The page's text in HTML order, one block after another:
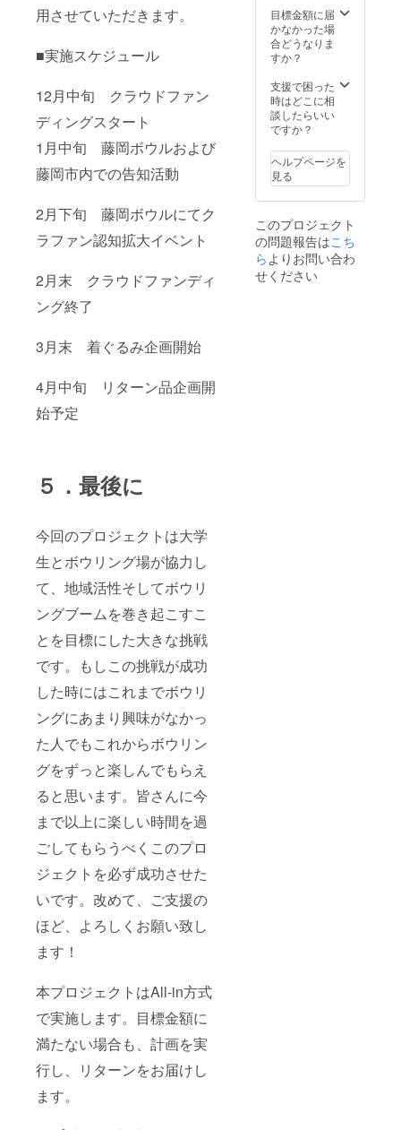
用させていただきます。
■実施スケジュール
12月中旬 クラウドファン
ディングスタート
1月中旬 藤岡ボウルおよび
藤岡市内での告知活動
2月下旬 藤岡ボウルにてク
ラファン認知拡大イベント
2月末 クラウドファンディ
ング終了
3月末 着ぐるみ企画開始
4月中旬 リターン品企画開
始予定
５．最後に
今回のプロジェクトは大学
生とボウリング場が協力し
て、地域活性そしてボウリ
ングブームを巻き起こすこ
とを目標にした大きな挑戦
です。もしこの挑戦が成功
した時にはこれまでボウリ
ングにあまり興味がなかっ
た人でもこれからボウリン
グをずっと楽しんでもらえ
ると思います。皆さんに今
まで以上に楽しい時間を過
ごしてもらうべくこのプロ
ジェクトを必ず成功させた
いです。改めて、ご支援の
ほど、よろしくお願い致し
ます！
本プロジェクトはAll-in方式
で実施します。目標金額に
満たない場合も、計画を実
行し、リターンをお届けし
ます。
目標金額に届
かなかった場
合どうなりま
すか？
支援で困った
時はどこに相
談したらいい
ですか？
ヘルプページを
見る
このプロジェクト
の問題報告はこち
ら よりお問い合わ
せください